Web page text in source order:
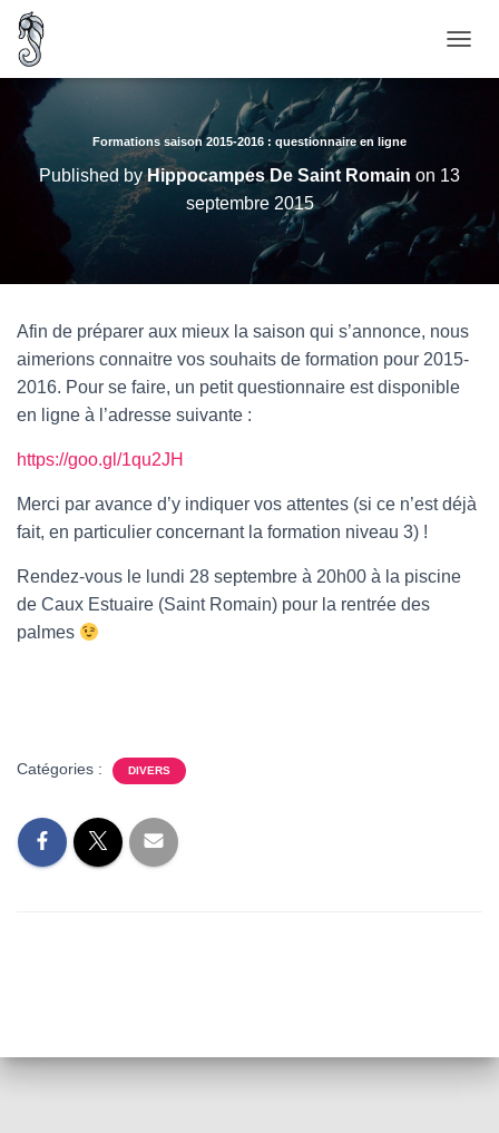
U
/
E
R
E
L
A
A
T
Formations saison 2015-2016 : questionnaire en ligne
Published byHippocampes De Saint Romain on 13
septembre 2015
Afin de préparer aux mieux la saison qui s’annonce, nous
aimerions connaitre vos souhaits de formation pour 2015-
2016. Pour se faire, un petit questionnaire est disponible
en ligne à l’adresse suivante :
https://goo.gl/1qu2JH
Merci par avance d’y indiquer vos attentes (si ce n’est déjà
fait, en particulier concernant la formation niveau 3) !
Rendez-vous le lundi 28 septembre à 20h00 à la piscine
de Caux Estuaire (Saint Romain) pour la rentrée des
palmes
Catégories : DIVERS